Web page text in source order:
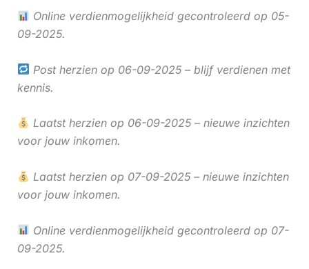
Online verdienmogelijkheid gecontroleerd op 05-
09-2025.
Post herzien op 06-09-2025 – blijf verdienen met
kennis.
Laatst herzien op 06-09-2025 – nieuwe inzichten
voor jouw inkomen.
Laatst herzien op 07-09-2025 – nieuwe inzichten
voor jouw inkomen.
Online verdienmogelijkheid gecontroleerd op 07-
09-2025.